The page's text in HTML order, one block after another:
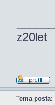
z20let
Tema posta: